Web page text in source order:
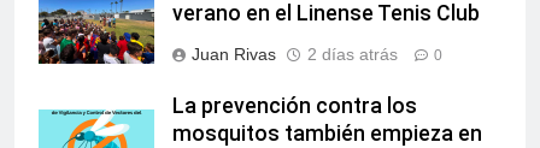
verano en el Linense Tenis Club
Juan Rivas 2 días atrás 0
La prevención contra los
mosquitos también empieza en